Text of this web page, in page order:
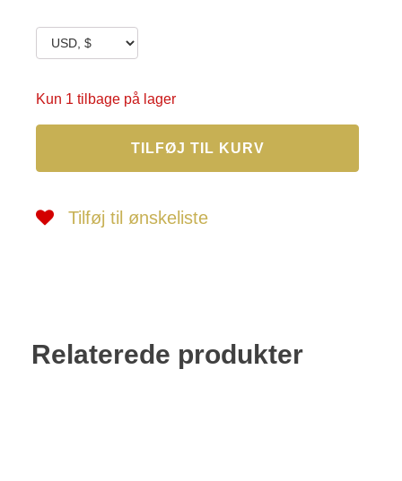
Kun 1 tilbage på lager
nr.
antal
TILFØJ TIL KURV
Tilføj til ønskeliste
Relaterede produkter